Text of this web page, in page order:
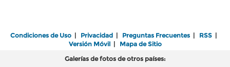
Condiciones de Uso | Privacidad | Preguntas Frecuentes | RSS |
Versión Móvil| Mapa de Sitio
Galerías de fotos de otros países: